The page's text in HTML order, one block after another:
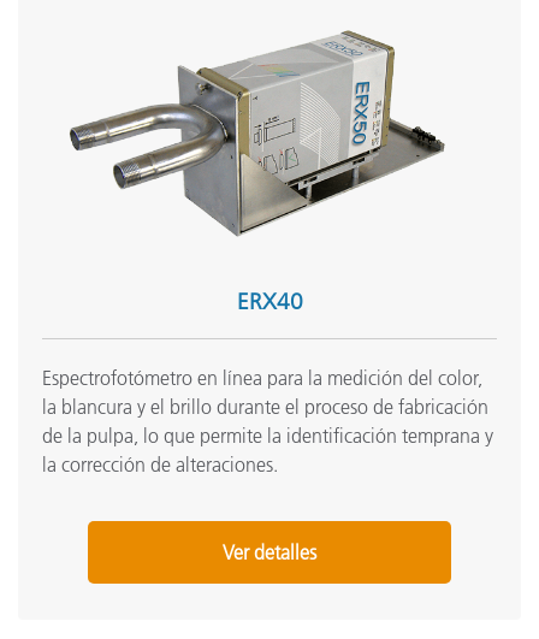
ERX40
Espectrofotómetro en línea para la medición del color,
la blancura y el brillo durante el proceso de fabricación
de la pulpa, lo que permite la identificación temprana y
la corrección de alteraciones.
Ver detalles